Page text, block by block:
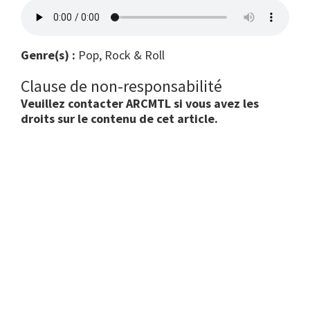
Genre(s) : Pop, Rock & Roll
Clause de non-responsabilité
Veuillez contacter ARCMTL si vous avez les
droits sur le contenu de cet article.